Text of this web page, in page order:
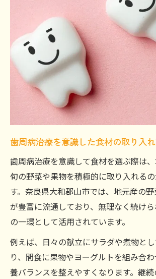
歯周病治療を意識した食材の取り入
歯周病治療を意識して食材を選ぶ際は
旬の野菜や果物を積極的に取り入れる
す。奈良県大和郡山市では、地元産の
が豊富に流通しており、無理なく続け
の一環として活用されています。
例えば、日々の献立にサラダや煮物と
り、間食に果物やヨーグルトを組み合
養バランスを整えやすくなります。継